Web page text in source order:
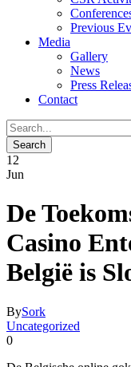
Previous
Media
Gallery
News
Press
Contact
12
Jun
De
Casino
België is
BySork
Uncategorized
0